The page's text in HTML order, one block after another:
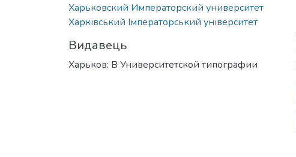
Харьковский Императорский университет
Харківський Імператорський університет
Видавець
Харьков: В Университетской типографии